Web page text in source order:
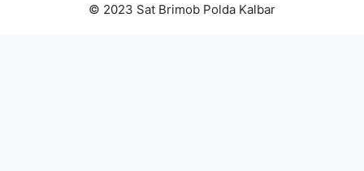
© 2023 Sat Brimob Polda Kalbar